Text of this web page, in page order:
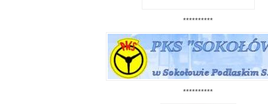
**********
**********